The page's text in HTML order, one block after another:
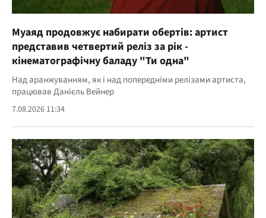
Муаяд продовжує набирати обертів: артист
представив четвертий реліз за рік -
кінематографічну баладу "Ти одна"
Над аранжуванням, як і над попередніми релізами артиста,
працював Данієль Вейнер
7.08.2026 11:34